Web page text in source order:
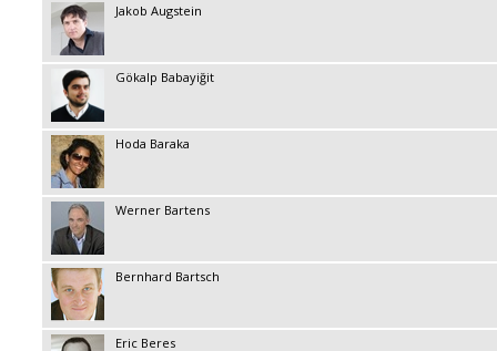
Jakob Augstein
Gökalp Babayiğit
Hoda Baraka
Werner Bartens
Bernhard Bartsch
Eric Beres